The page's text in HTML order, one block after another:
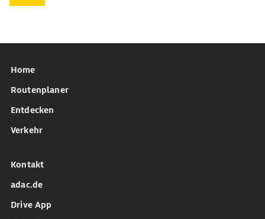
Home
Routenplaner
Entdecken
Verkehr
Kontakt
adac.de
Drive App